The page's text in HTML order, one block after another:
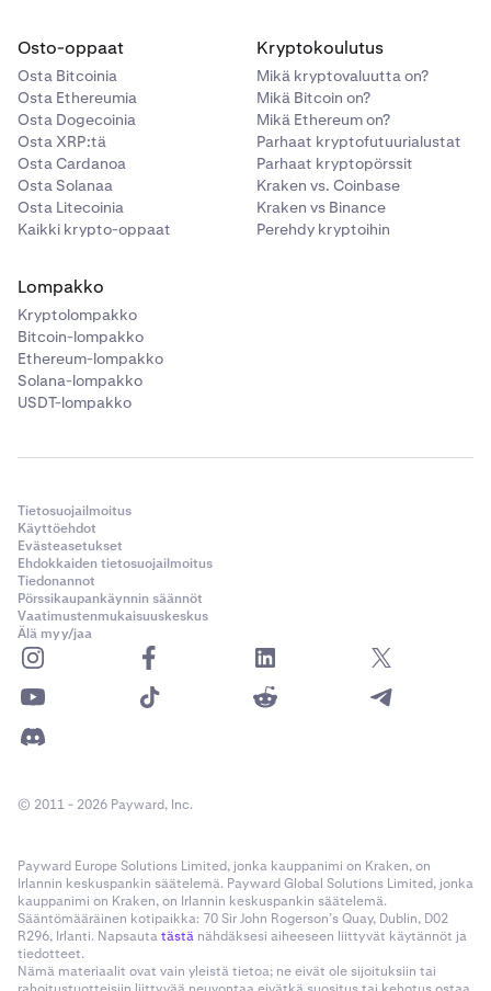
Osto-oppaat
Osta Bitcoinia
Osta Ethereumia
Osta Dogecoinia
Osta XRP:tä
Osta Cardanoa
Osta Solanaa
Osta Litecoinia
Kaikki krypto-oppaat
Kryptokoulutus
Mikä kryptovaluutta on?
Mikä Bitcoin on?
Mikä Ethereum on?
Parhaat kryptofutuurialustat
Parhaat kryptopörssit
Kraken vs. Coinbase
Kraken vs Binance
Perehdy kryptoihin
Lompakko
Kryptolompakko
Bitcoin-lompakko
Ethereum-lompakko
Solana-lompakko
USDT-lompakko
Tietosuojailmoitus
Käyttöehdot
Evästeasetukset
Ehdokkaiden tietosuojailmoitus
Tiedonannot
Pörssikaupankäynnin säännöt
Vaatimustenmukaisuuskeskus
Älä myy/jaa
© 2011 - 2026 Payward, Inc.
Payward Europe Solutions Limited, jonka kauppanimi on Kraken, on
Irlannin keskuspankin säätelemä. Payward Global Solutions Limited, jonka
kauppanimi on Kraken, on Irlannin keskuspankin säätelemä.
Sääntömääräinen kotipaikka: 70 Sir John Rogerson’s Quay, Dublin, D02
R296, Irlanti. Napsautatästä nähdäksesi aiheeseen liittyvät käytännöt ja
tiedotteet.
Nämä materiaalit ovat vain yleistä tietoa; ne eivät ole sijoituksiin tai